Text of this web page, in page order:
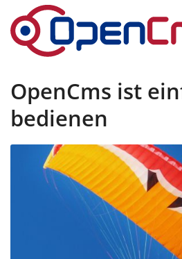
Zum Inhalt springen
OpenCms ist
bedienen